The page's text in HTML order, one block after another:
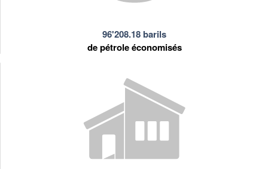
96'208.18 barils
de pétrole économisés